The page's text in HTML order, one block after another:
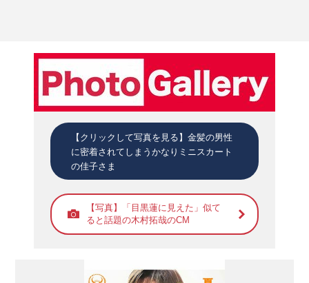
【クリックして写真を見る】金髪の男性
に密着されてしまうかなりミニスカート
の佳子さま
【写真】「目黒蓮に見えた」似て
ると話題の木村拓哉のCM